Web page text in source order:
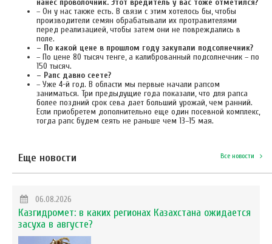
– Он у нас также есть. В связи с этим хотелось бы, чтобы
производители семян обрабатывали их протравителями
перед реализацией, чтобы затем они не повреждались в
поле.
– По какой цене в прошлом году закупали подсолнечник?
– По цене 80 тысяч тенге, а калиброванный подсолнечник – по
150 тысяч.
– Рапс давно сеете?
– Уже 4-й год. В области мы первые начали рапсом
заниматься. Три предыдущие года показали, что для рапса
более поздний срок сева дает больший урожай, чем ранний.
Если приобретем дополнительно еще один посевной комплекс,
тогда рапс будем сеять не раньше чем 13–15 мая.
Еще новости Все новости
06.08.2026
Казгидромет: в каких регионах Казахстана ожидается
засуха в августе?